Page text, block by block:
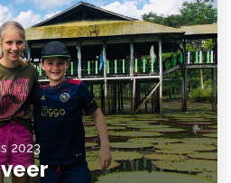
2023